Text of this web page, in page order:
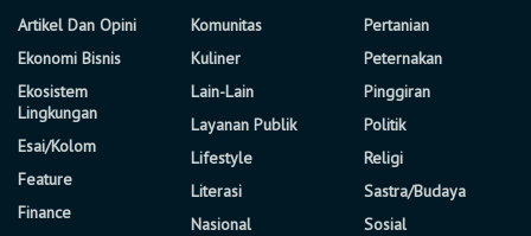
Artikel Dan Opini
Ekonomi Bisnis
Ekosistem
Lingkungan
Esai/Kolom
Feature
Finance
Komunitas
Kuliner
Lain-Lain
Layanan Publik
Lifestyle
Literasi
Nasional
Pertanian
Peternakan
Pinggiran
Politik
Religi
Sastra/Budaya
Sosial